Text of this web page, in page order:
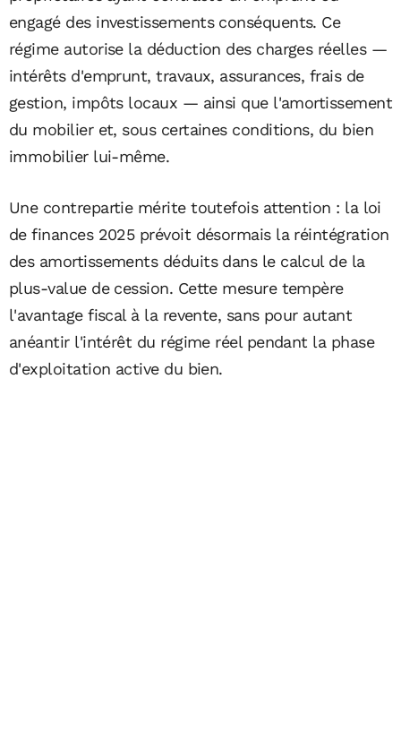
engagé des investissements conséquents. Ce
régime autorise la déduction des charges réelles —
intérêts d'emprunt, travaux, assurances, frais de
gestion, impôts locaux — ainsi que l'amortissement
du mobilier et, sous certaines conditions, du bien
immobilier lui-même.
Une contrepartie mérite toutefois attention : la loi
de finances 2025 prévoit désormais la réintégration
des amortissements déduits dans le calcul de la
plus-value de cession. Cette mesure tempère
l'avantage fiscal à la revente, sans pour autant
anéantir l'intérêt du régime réel pendant la phase
d'exploitation active du bien.